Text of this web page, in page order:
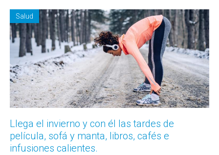
Salud
Llega el invierno y con él las tardes de
película, sofá y manta, libros, cafés e
infusiones calientes.